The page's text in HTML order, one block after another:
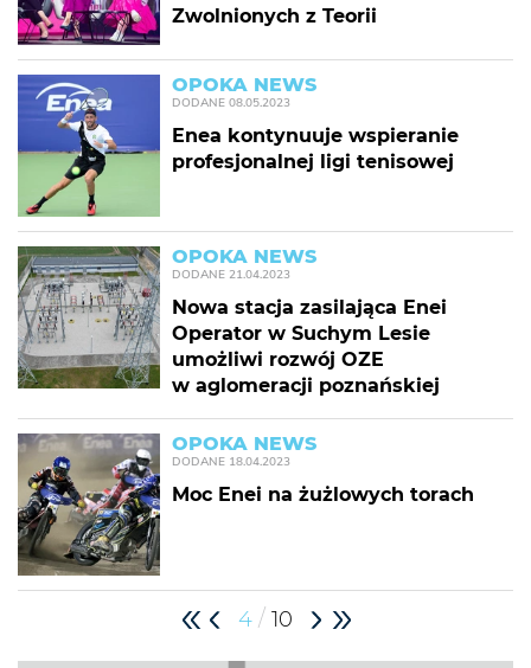
Zwolnionych z Teorii
OPOKA NEWS
DODANE 08.05.2023
Enea kontynuuje wspieranie
profesjonalnej ligi tenisowej
OPOKA NEWS
DODANE 21.04.2023
Nowa stacja zasilająca Enei
Operator w Suchym Lesie
umożliwi rozwój OZE
w aglomeracji poznańskiej
OPOKA NEWS
DODANE 18.04.2023
Moc Enei na żużlowych torach
4 / 10